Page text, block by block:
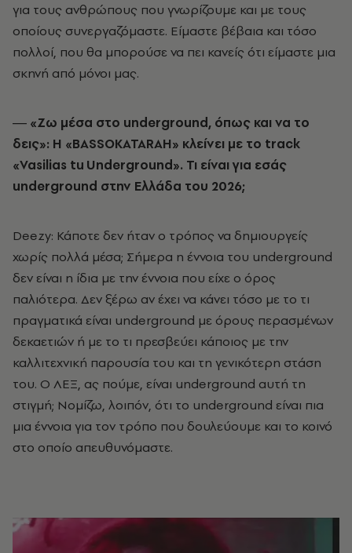
για τους ανθρώπους που γνωρίζουμε και με τους
οποίους συνεργαζόμαστε. Είμαστε βέβαια και τόσο
πολλοί, που θα μπορούσε να πει κανείς ότι είμαστε μια
σκηνή από μόνοι μας.
― «Ζω μέσα στο underground, όπως και να το
δεις»: H «BASSOKATARAH» κλείνει με το track
«Vasilias tu Underground». Τι είναι για εσάς
underground στην Ελλάδα του 2026;
Deezy: Κάποτε δεν ήταν ο τρόπος να δημιουργείς
χωρίς πολλά μέσα; Σήμερα η έννοια του underground
δεν είναι η ίδια με την έννοια που είχε ο όρος
παλιότερα. Δεν ξέρω αν έχει να κάνει τόσο με το τι
πραγματικά είναι underground με όρους περασμένων
δεκαετιών ή με το τι πρεσβεύει κάποιος με την
καλλιτεχνική παρουσία του και τη γενικότερη στάση
του. Ο ΛΕΞ, ας πούμε, είναι underground αυτή τη
στιγμή; Νομίζω, λοιπόν, ότι το underground είναι πια
μια έννοια για τον τρόπο που δουλεύουμε και το κοινό
στο οποίο απευθυνόμαστε.